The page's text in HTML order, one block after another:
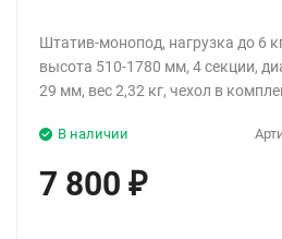
Штатив-монопод, нагрузка до 6
высота 510-1780 мм, 4 секции,
29 мм, вес 2,32 кг, чехол в
В наличии
7 800 ₽